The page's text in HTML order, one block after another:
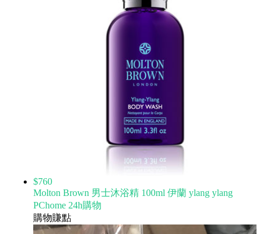
$760
Molton Brown 男士沐浴精 100ml 伊蘭 ylang ylang
PChome 24h購物
購物賺點